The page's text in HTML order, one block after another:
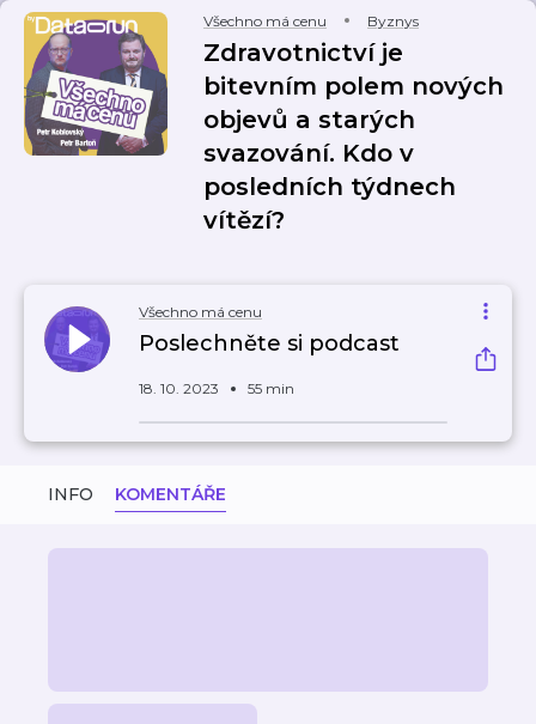
Všechno má cenu Byznys
Zdravotnictví je
bitevním polem nových
objevů a starých
svazování. Kdo v
posledních týdnech
vítězí?
Všechno má cenu
Poslechněte si podcast
18. 10. 2023 55 min
INFO KOMENTÁŘE